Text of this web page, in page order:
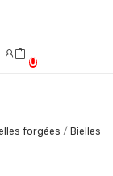
0
forgées
Bielles